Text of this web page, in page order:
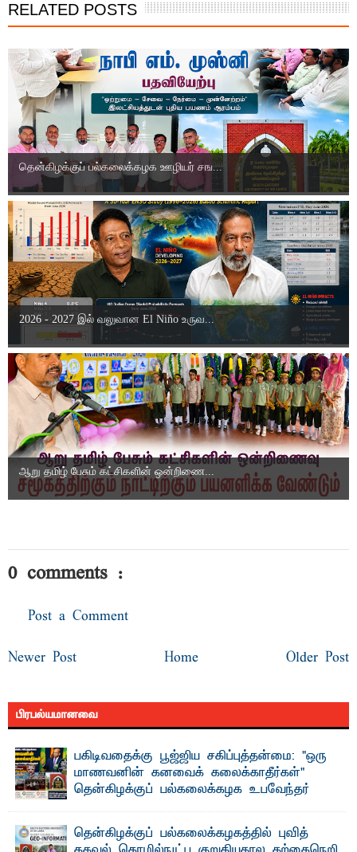
RELATED POSTS
தென்கிழக்குப் பல்கலைக்கழக ஊழியர் சங...
2026 - 2027 இல் வலுவான El Niño உருவ...
ஆறு தமிழ் பேசும் கட்சிகளின் ஒன்றிணை...
0 comments :
Post a Comment
Newer Post Older Post
Home
பிரபல்யமானவை
பகிடிவதைக்கு பூஜ்ஜிய சகிப்புத்தன்மை: "ஒரு
மாணவனின் கனவைக் கலைக்காதீர்கள்" –
தென்கிழக்குப் பல்கலைக்கழக உபவேந்தர்
"ஒ ரு மாணவனின் அல்லது மாணவியின் கனவு என்னால்
கலைக்கப்படாது" என்ற உறுதியை ஒவ்வொரு மாணவரும் ...
தென்கிழக்குப் பல்கலைக்கழகத்தில் புவித்